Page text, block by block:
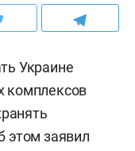
Украине
комплексов
этом заявил